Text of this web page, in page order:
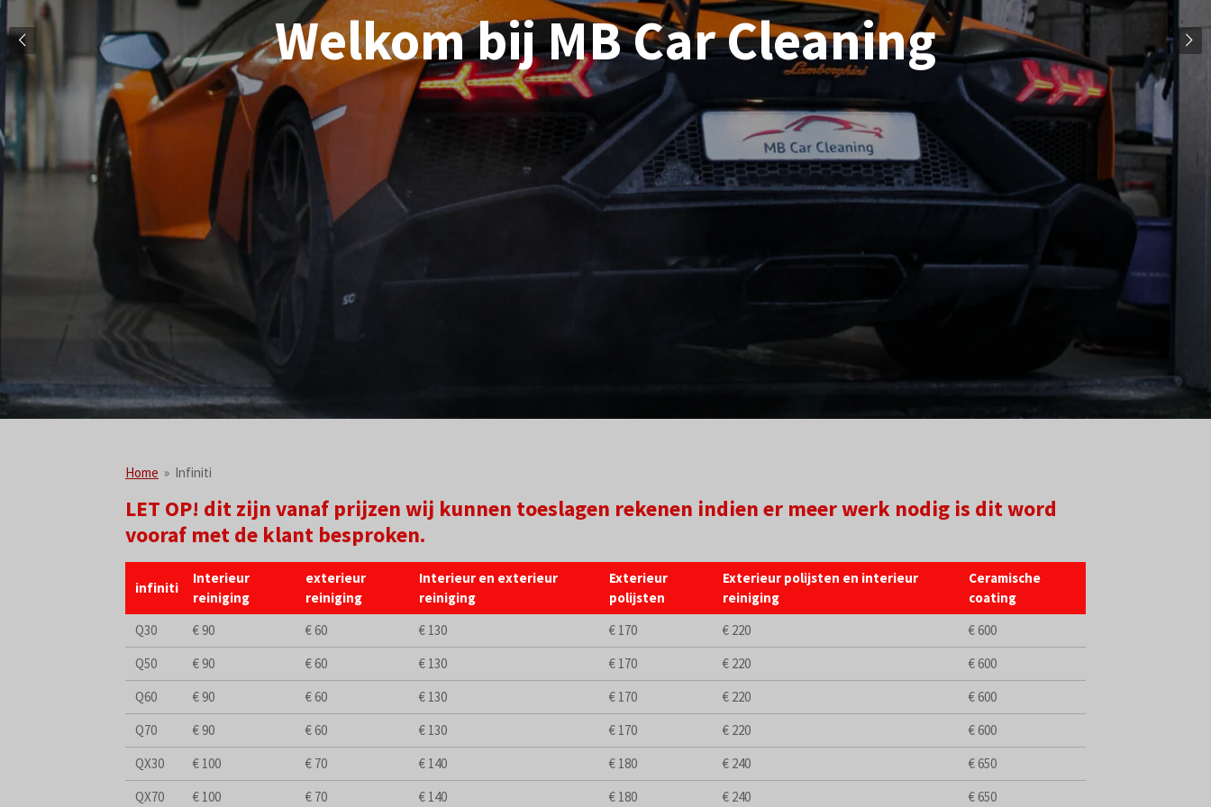
Welkom bij MB Car Cleaning
Home » Infiniti
LET OP! dit zijn vanaf prijzen wij kunnen toeslagen rekenen indien er meer werk nodig is dit word
vooraf met de klant besproken.
infiniti
Interieur
reiniging
exterieur
reiniging
Interieur en exterieur
reiniging
Exterieur
polijsten
Exterieur polijsten en interieur
reiniging
Ceramische
coating
Q30
€ 90 € 60 € 130 € 170 € 220
€ 600
Q50
€ 90 € 60 € 130 € 170 € 220
€ 600
Q60
€ 90 € 60 € 130 € 170 € 220
€ 600
Q70
€ 90 € 60 € 130 € 170 € 220
€ 600
QX30
€ 100 € 70 € 140 € 180 € 240
€ 650
QX70
€ 100 € 70 € 140 € 180 € 240 € 650